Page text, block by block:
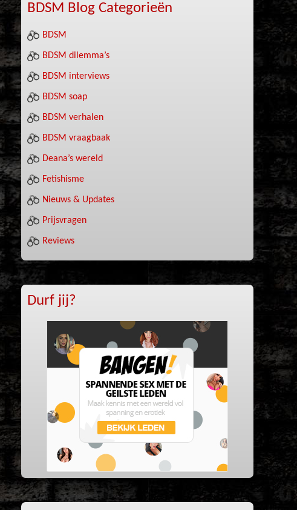
BDSM Blog Categorieën
BDSM
BDSM dilemma’s
BDSM interviews
BDSM soap
BDSM verhalen
BDSM vraagbaak
Deana’s wereld
Fetishisme
Nieuws & Updates
Prijsvragen
Reviews
Durf jij?